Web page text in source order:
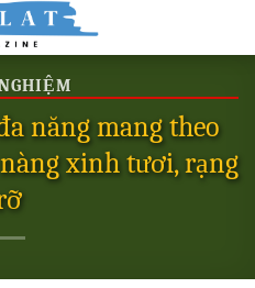
năng mang theo
xinh tươi, rạng